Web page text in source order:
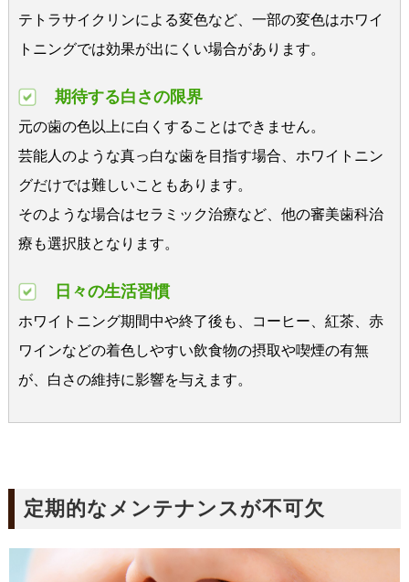
テトラサイクリンによる変色など、一部の変色はホワイ
トニングでは効果が出にくい場合があります。
期待する白さの限界
元の歯の色以上に白くすることはできません。
芸能人のような真っ白な歯を目指す場合、ホワイトニン
グだけでは難しいこともあります。
そのような場合はセラミック治療など、他の審美歯科治
療も選択肢となります。
日々の生活習慣
ホワイトニング期間中や終了後も、コーヒー、紅茶、赤
ワインなどの着色しやすい飲食物の摂取や喫煙の有無
が、白さの維持に影響を与えます。
定期的なメンテナンスが不可欠